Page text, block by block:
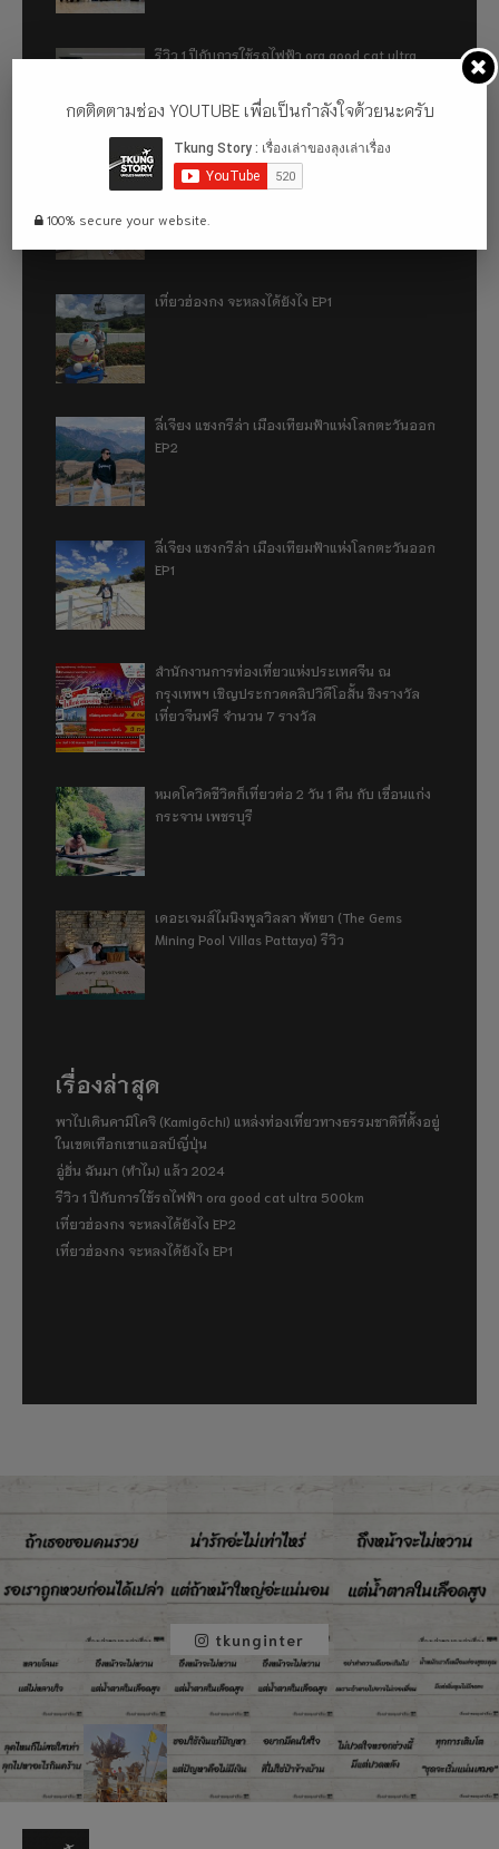
รีวิว 1 ปีกับการใช้รถไฟฟ้า ora good cat ultra
เที่ยวฮ่องกง จะหลงได้ยังไง EP2
เที่ยวฮ่องกง จะหลงได้ยังไง EP1
ลี่เจียง แชงกรีล่า เมืองเทียมฟ้าแห่งโลกตะวันออก
EP2
ลี่เจียง แชงกรีล่า เมืองเทียมฟ้าแห่งโลกตะวันออก
EP1
สำนักงานการท่องเที่ยวแห่งประเทศจีน ณ
กรุงเทพฯ เชิญประกวดคลิปวิดีโอสั้น ชิงรางวัล
เที่ยวจีนฟรี จำนวน 7 รางวัล
หมดโควิดชีวิตก็เที่ยวต่อ 2 วัน 1 คืน กับ เขื่อนแก่ง
กระจาน เพชรบุรี
เดอะเจมส์ไมนิงพูลวิลลา พัทยา (The Gems
Mining Pool Villas Pattaya) รีวิว
เรื่องล่าสุด
พาไปเดินคามิโคจิ (Kamigōchi) แหล่งท่องเที่ยวทางธรรมชาติที่ตั้งอยู่
ในเขตเทือกเขาแอลป์ญี่ปุ่น
อู่ฮั่น ฉันมา (ทำไม) แล้ว 2024
รีวิว 1 ปีกับการใช้รถไฟฟ้า ora good cat ultra 500km
เที่ยวฮ่องกง จะหลงได้ยังไง EP2
เที่ยวฮ่องกง จะหลงได้ยังไง EP1
tkunginter
กดติดตามช่อง YOUTUBE เพื่อเป็นกำลังใจด้วยนะครับ
100% secure your website.